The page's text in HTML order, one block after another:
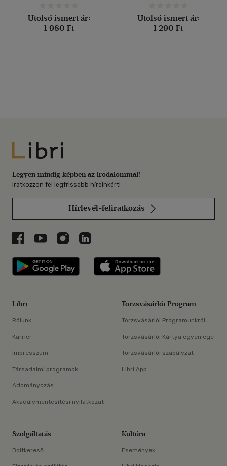
Utolsó ismert ár:
1 980 Ft
Utolsó ismert ár:
1 290 Ft
Libri
Legyen mindig képben az irodalommal!
Iratkozzon fel legfrissebb híreinkért!
Hírlevél-feliratkozás
Libri a Facebookon
Libri a Youtube-on
Libri az Instagramon
Libri a LinkedInen
Libri applikáció Szerezd meg: Google
Libri
Rólunk
Karrier
Impresszum
Társadalmi programok
Adományozás
Akadálymentesítési nyilatkozat
Törzsvásárlói Program
Törzsvásárlói Programunkról
Törzsvásárlói Kártya egyenlege
Törzsvásárlói szabályzat
Libri App
Szolgáltatás
Boltkereső
Kultúra
Események